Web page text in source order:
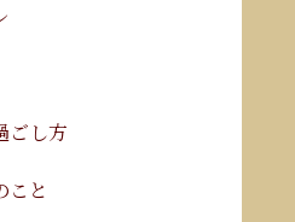
ごし方
こと